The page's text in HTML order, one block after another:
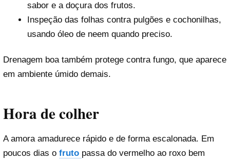
sabor e a doçura dos frutos.
Inspeção das folhas contra pulgões e cochonilhas,
usando óleo de neem quando preciso.
Drenagem boa também protege contra fungo, que aparece
em ambiente úmido demais.
Hora de colher
A amora amadurece rápido e de forma escalonada. Em
poucos dias o fruto passa do vermelho ao roxo bem